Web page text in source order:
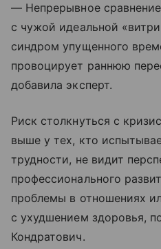
— Непрерывное
с чужой идеальной
синдром упущенного
провоцирует раннюю
добавила эксперт.
Риск столкнуться с
выше у тех, кто
трудности, не видит
профессионального
проблемы в отношениях
с ухудшением здоровья,
Кондратович.